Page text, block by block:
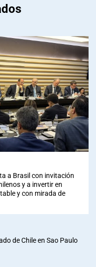
a Brasil con invitación
y a invertir en
y con mirada de
de Chile en Sao Paulo